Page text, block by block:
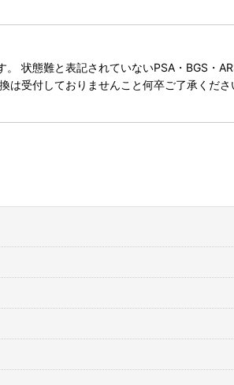
状態難と表記されていないPSA・BGS・
受付しておりませんこと何卒ご了承くださ